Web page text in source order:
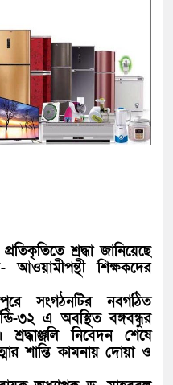
শ্রদ্ধা জানিয়েছে
আওয়ামীপন্থী শিক্ষকদের
সংগঠনটির নবগঠিত
৩২ এ অবস্থিত বঙ্গবন্ধুর
নিবেদন শেষে
শান্তি কামনায় দোয়া ও